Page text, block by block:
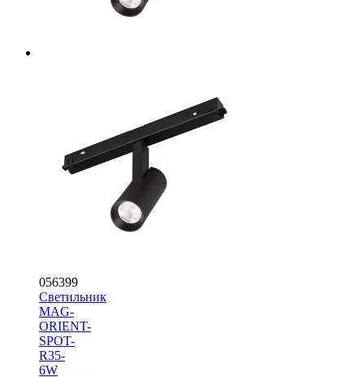
056399
Светильник
MAG-
ORIENT-
SPOT-
R35-
6W